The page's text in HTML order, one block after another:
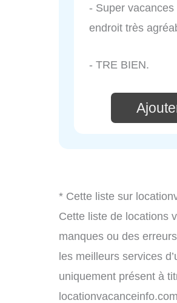
- Super
endroit très
- TRE BIEN.
* Cette liste sur
Cette liste de locations
manques ou des
les meilleurs services
uniquement présent à